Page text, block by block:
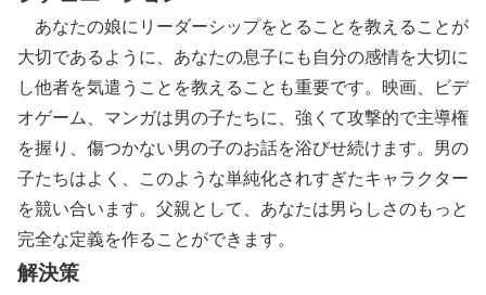
あなたの娘にリーダーシップをとることを教えることが
大切であるように、あなたの息子にも自分の感情を大切に
し他者を気遣うことを教えることも重要です。映画、ビデ
オゲーム、マンガは男の子たちに、強くて攻撃的で主導権
を握り、傷つかない男の子のお話を浴びせ続けます。男の
子たちはよく、このような単純化されすぎたキャラクター
を競い合います。父親として、あなたは男らしさのもっと
完全な定義を作ることができます。
解決策